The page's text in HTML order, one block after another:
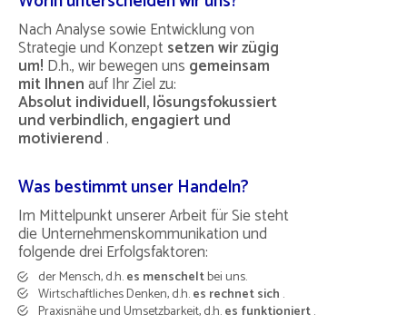
Nach Analyse sowie Entwicklung von
Strategie und Konzeptsetzen wir zügig
um! D.h., wir bewegen uns gemeinsam
mit Ihnenauf Ihr Ziel zu:
Absolut individuell, lösungsfokussiert
und verbindlich, engagiert und
motivierend .
Was bestimmt unser Handeln?
Im Mittelpunkt unserer Arbeit für Sie steht
die Unternehmenskommunikation und
folgende drei Erfolgsfaktoren:
der Mensch, d.h.es menscheltbei uns.
Wirtschaftliches Denken, d.h.es rechnet sich .
Praxisnähe und Umsetzbarkeit, d.h.es funktioniert.